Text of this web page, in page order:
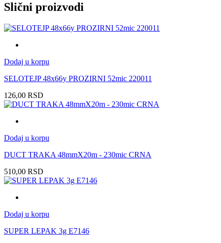
Slični proizvodi
Dodaj u korpu
SELOTEJP 48x66y PROZIRNI 52mic 220011
126,00 RSD
Dodaj u korpu
DUCT TRAKA 48mmX20m - 230mic CRNA
510,00 RSD
Dodaj u korpu
SUPER LEPAK 3g E7146